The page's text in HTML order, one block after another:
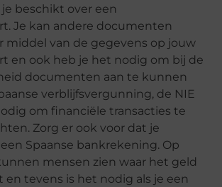
beschikt over een
Je kan andere documenten
middel van de gegevens op jouw
en ook heb je het nodig om bij de
documenten aan te kunnen
verblijfsvergunning, de NIE
om financiële transacties te
Zorg er ook voor dat je
Spaanse bankrekening. Op
mensen zien waar het geld
en tevens is het nodig als je een